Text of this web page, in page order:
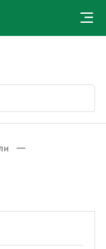
Payment and Delivery